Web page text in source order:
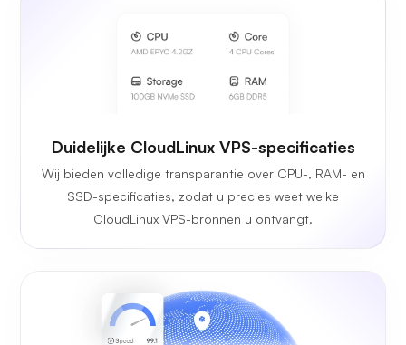
Duidelijke CloudLinux VPS-specificaties
Wij bieden volledige transparantie over CPU-, RAM- en
SSD-specificaties, zodat u precies weet welke
CloudLinux VPS-bronnen u ontvangt.